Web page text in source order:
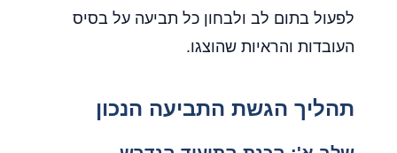
לפעול בתום לב ולבחון כל תביעה על בסיס
העובדות והראיות שהוצגו.
תהליך הגשת התביעה הנכון